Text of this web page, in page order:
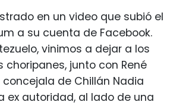
en un video que subió el
a su cuenta de Facebook.
vinimos a dejar a los
choripanes, junto con René
de Chillán Nadia
ex autoridad, al lado de una